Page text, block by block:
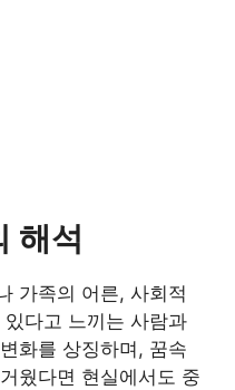
해석
가족의 어른, 사회적
다고 느끼는 사람과
화를 상징하며, 꿈속
웠다면 현실에서도 중